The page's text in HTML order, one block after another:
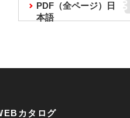
PDF（全ページ）日
本語
カタログ